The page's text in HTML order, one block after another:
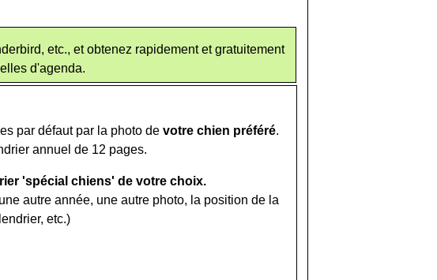
etc., et obtenez rapidement et gratuitement
d'agenda.
par défaut par la photo de votre chien préféré.
annuel de 12 pages.
'spécial chiens' de votre choix.
autre année, une autre photo, la position de la
etc.)